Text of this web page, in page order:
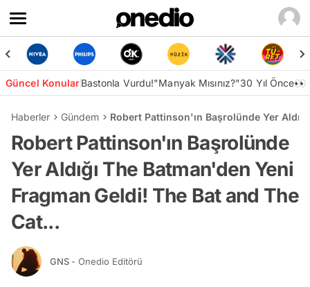
Güncel KonularBastonla Vurdu!"Manyak Mısınız?"30 Yıl Önce👀
Haberler Gündem Robert Pattinson'ın Başrolünde Yer
Robert Pattinson'ın Başrolünde
Yer Aldığı The Batman'den Yeni
Fragman Geldi! The Bat and The
Cat...
GNS - Onedio Editörü